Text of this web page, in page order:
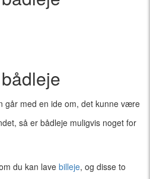
går med en ide om, det kunne være
så er bådleje muligvis noget for
du kan lave billeje, og disse to